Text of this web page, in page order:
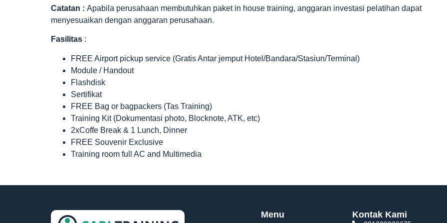
Catatan : Apabila perusahaan membutuhkan paket in house training, anggaran investasi pelatihan dapat
menyesuaikan dengan anggaran perusahaan.
Fasilitas :
FREE Airport pickup service (Gratis Antar jemput Hotel/Bandara/Stasiun/Terminal)
Module / Handout
Flashdisk
Sertifikat
FREE Bag or bagpackers (Tas Training)
Training Kit (Dokumentasi photo, Blocknote, ATK, etc)
2xCoffe Break & 1 Lunch, Dinner
FREE Souvenir Exclusive
Training room full AC and Multimedia
Menu Kontak Kami